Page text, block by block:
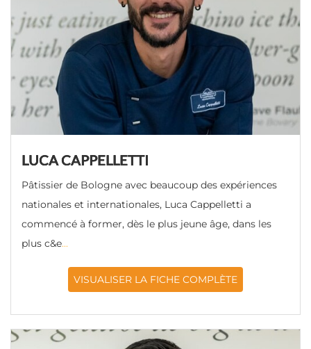
LUCA CAPPELLETTI
Pâtissier de Bologne avec beaucoup des expériences
nationales et internationales, Luca Cappelletti a
commencé à former, dès le plus jeune âge, dans les
plus c&e...
VISUALISER LA FICHE COMPLÈTE